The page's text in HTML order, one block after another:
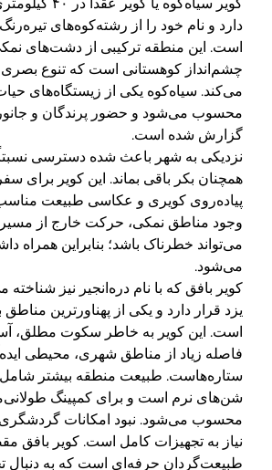
دارد و نام خود را از رشته‌کوه‌های
است. این منطقه ترکیبی از دشت‌های
چشم‌انداز کوهستانی است که تنوع بصری
می‌کند. سیاه‌کوه یکی از زیستگاه‌های
محسوب می‌شود و حضور پرندگان و
گزارش شده است.
نزدیکی به شهر باعث شده دسترسی نسبتاً
همچنان بکر باقی بماند. این کویر برای
پیاده‌روی کویری و عکاسی طبیعت
وجود مناطق نمکی، حرکت خارج از
می‌تواند خطرناک باشد؛ بنابراین همراه
می‌شود.
کویر بافق که با نام دره‌انجیر نیز
یزد قرار دارد و یکی از پهناورترین مناطق
است. این کویر به خاطر سکوت مطلق،
فاصله زیاد از مناطق شهری، محیطی
ستاره‌هاست. طبیعت منطقه بیشتر
شن‌های نرم است و برای کمپینگ
محسوب می‌شود. نبود امکانات
نیاز به تجهیزات کامل است. کویر بافق
طبیعت‌گردان حرفه‌ای است که به دنبال